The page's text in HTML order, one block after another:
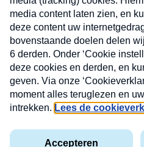
MAX
Nieuwsbrief
Neem hier een gratis
Consumenten nieuwsbrief.
donderdag in uw mailbox.